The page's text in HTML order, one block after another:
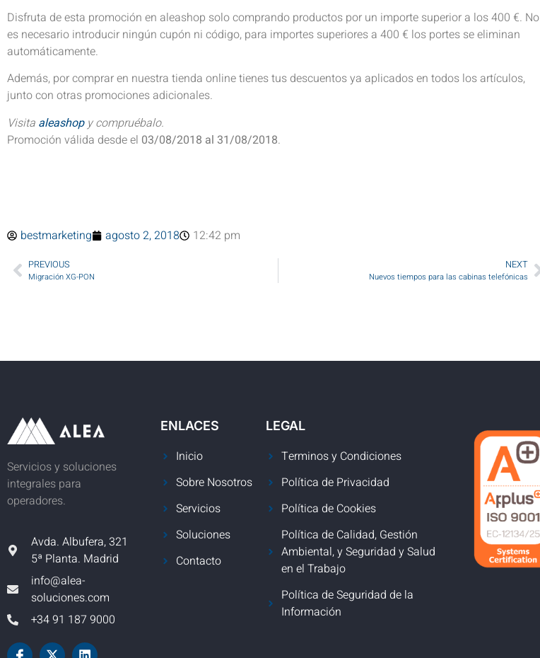
Disfruta de esta promoción en aleashop solo comprando productos por un importe superior a los 400 €. No
es necesario introducir ningún cupón ni código, para importes superiores a 400 € los portes se eliminan
automáticamente.
Además, por comprar en nuestra tienda online tienes tus descuentos ya aplicados en todos los artículos,
junto con otras promociones adicionales.
Visita aleashopy compruébalo.
Promoción válida desde el 03/08/2018 al 31/08/2018.
bestmarketing agosto 2, 2018 12:42 pm
PREVIOUS
Migración XG-PON
NEXT
Nuevos tiempos para las cabinas telefónicas
Servicios y soluciones
integrales para
operadores.
Avda. Albufera, 321
5ª Planta. Madrid
info@alea-
soluciones.com
+34 91 187 9000
ENLACES
Inicio
Sobre Nosotros
Servicios
Soluciones
Contacto
LEGAL
Terminos y Condiciones
Política de Privacidad
Política de Cookies
Política de Calidad, Gestión
Ambiental, y Seguridad y Salud
en el Trabajo
Política de Seguridad de la
Información